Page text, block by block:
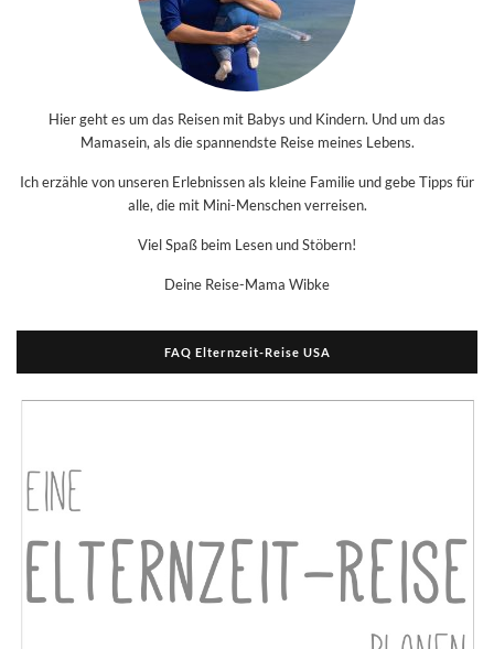
Hier geht es um das Reisen mit Babys und Kindern. Und um das
Mamasein, als die spannendste Reise meines Lebens.
Ich erzähle von unseren Erlebnissen als kleine Familie und gebe Tipps für
alle, die mit Mini-Menschen verreisen.
Viel Spaß beim Lesen und Stöbern!
Deine Reise-Mama Wibke
FAQ Elternzeit-Reise USA